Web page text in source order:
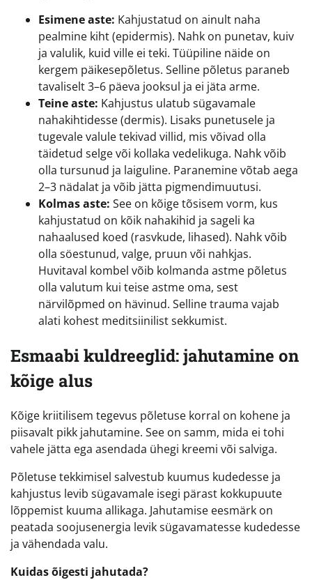
Esimene aste: Kahjustatud on ainult naha
pealmine kiht (epidermis). Nahk on punetav, kuiv
ja valulik, kuid ville ei teki. Tüüpiline näide on
kergem päikesepõletus. Selline põletus paraneb
tavaliselt 3–6 päeva jooksul ja ei jäta arme.
Teine aste: Kahjustus ulatub sügavamale
nahakihtidesse (dermis). Lisaks punetusele ja
tugevale valule tekivad villid, mis võivad olla
täidetud selge või kollaka vedelikuga. Nahk võib
olla tursunud ja laiguline. Paranemine võtab aega
2–3 nädalat ja võib jätta pigmendimuutusi.
Kolmas aste: See on kõige tõsisem vorm, kus
kahjustatud on kõik nahakihid ja sageli ka
nahaalused koed (rasvkude, lihased). Nahk võib
olla söestunud, valge, pruun või nahkjas.
Huvitaval kombel võib kolmanda astme põletus
olla valutum kui teise astme oma, sest
närvilõpmed on hävinud. Selline trauma vajab
alati kohest meditsiinilist sekkumist.
Esmaabi kuldreeglid: jahutamine on
kõige alus
Kõige kriitilisem tegevus põletuse korral on kohene ja
piisavalt pikk jahutamine. See on samm, mida ei tohi
vahele jätta ega asendada ühegi kreemi või salviga.
Põletuse tekkimisel salvestub kuumus kudedesse ja
kahjustus levib sügavamale isegi pärast kokkupuute
lõppemist kuuma allikaga. Jahutamise eesmärk on
peatada soojusenergia levik sügavamatesse kudedesse
ja vähendada valu.
Kuidas õigesti jahutada?